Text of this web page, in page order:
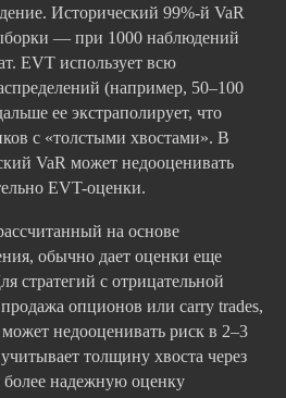
Исторический 99%-й VaR
— при 1000 наблюдений
EVT использует всю
(например, 50–100
ее экстраполирует, что
с «толстыми хвостами». В
VaR может недооценивать
EVT-оценки.
на основе
обычно дает оценки еще
стратегий с отрицательной
опционов или carry trades,
недооценивать риск в 2–3
толщину хвоста через
более надежную оценку